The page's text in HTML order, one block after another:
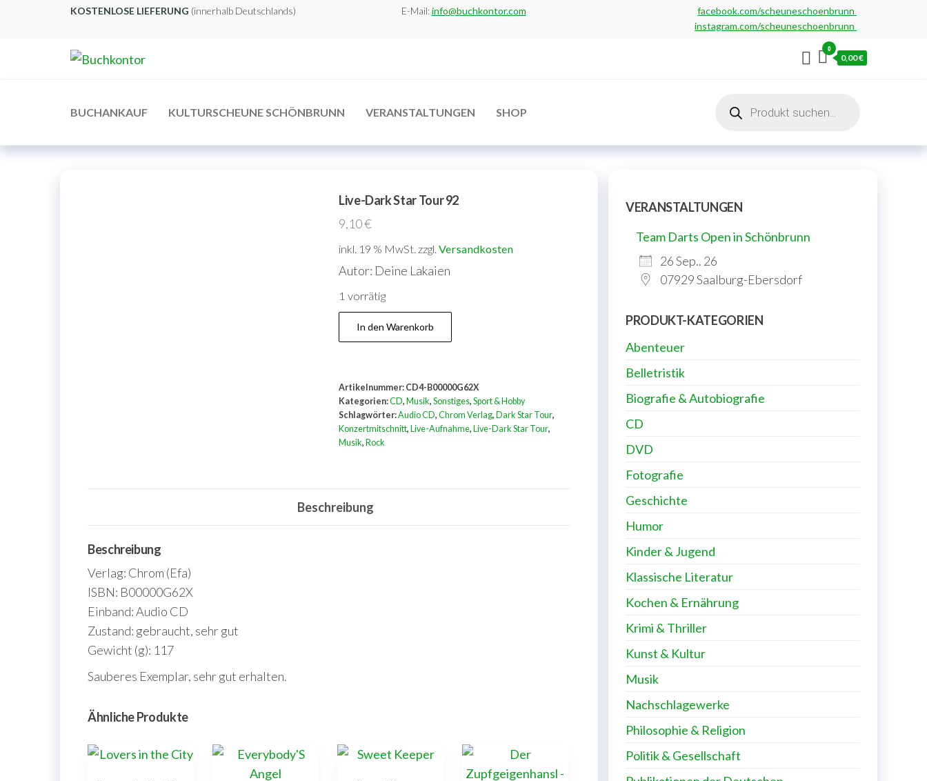
KOSTENLOSE LIEFERUNG (innerhalb Deutschlands) E-Mail:info@buchkontor.com
facebook.com/scheuneschoenbrunn
instagram.com/scheuneschoenbrunn
0
0,00 €
BUCHANKAUF KULTURSCHEUNE SCHÖNBRUNN VERANSTALTUNGEN SHOP
search
Live-Dark Star Tour 92
9,10€
inkl. 19 % MwSt. zzgl. Versandkosten
Autor: Deine Lakaien
1 vorrätig
Live-
Dark
92
Menge
In den Warenkorb
Artikelnummer: CD4-B00000G62X
Kategorien:CD, Musik, Sonstiges, Sport & Hobby
Schlagwörter:Audio CD, Chrom Verlag, Dark Star Tour,
Konzertmitschnitt, Live-Aufnahme, Live-Dark Star Tour,
Musik, Rock
Beschreibung
Beschreibung
Verlag: Chrom (Efa)
ISBN: B00000G62X
Einband: Audio CD
Zustand: gebraucht, sehr gut
Gewicht (g): 117
Sauberes Exemplar, sehr gut erhalten.
Ähnliche Produkte
VERANSTALTUNGEN
Team Darts Open in Schönbrunn
26 Sep.. 26
07929 Saalburg-Ebersdorf
PRODUKT-KATEGORIEN
Abenteuer
Belletristik
Biografie & Autobiografie
CD
DVD
Fotografie
Geschichte
Humor
Kinder & Jugend
Klassische Literatur
Kochen & Ernährung
Krimi & Thriller
Kunst & Kultur
Musik
Nachschlagewerke
Philosophie & Religion
Politik & Gesellschaft